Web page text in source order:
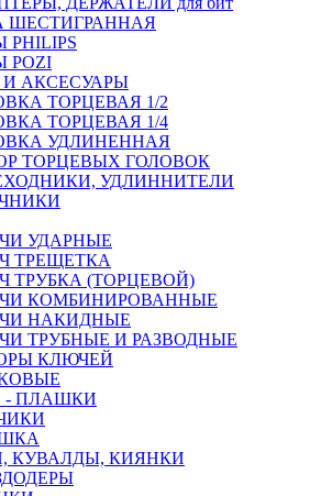
ШЕСТИГРАННАЯ
PHILIPS
POZI
АКСЕСУАРЫ
ТОРЦЕВАЯ 1/2
ТОРЦЕВАЯ 1/4
УДЛИНЕННАЯ
ТОРЦЕВЫХ ГОЛОВОК
УДЛИННИТЕЛИ
УДАРНЫЕ
ТРЕЩЕТКА
ТРУБКА (ТОРЦЕВОЙ)
КОМБИНИРОВАННЫЕ
НАКИДНЫЕ
ТРУБНЫЕ И РАЗВОДНЫЕ
КЛЮЧЕЙ
- ПЛАШКИ
КУВАЛДЫ, КИЯНКИ